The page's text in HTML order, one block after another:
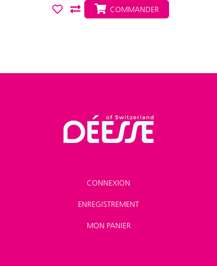
COMMANDER
CONNEXION
ENREGISTREMENT
MON PANIER